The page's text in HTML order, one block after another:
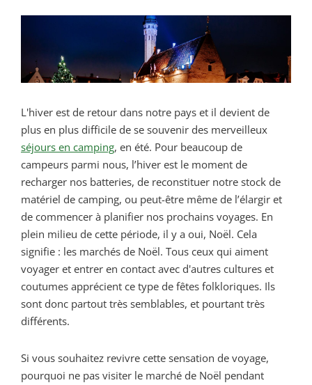
L'hiver est de retour dans notre pays et il devient de
plus en plus difficile de se souvenir des merveilleux
séjours en camping, en été. Pour beaucoup de
campeurs parmi nous, l’hiver est le moment de
recharger nos batteries, de reconstituer notre stock de
matériel de camping, ou peut-être même de l’élargir et
de commencer à planifier nos prochains voyages. En
plein milieu de cette période, il y a oui, Noël. Cela
signifie : les marchés de Noël. Tous ceux qui aiment
voyager et entrer en contact avec d'autres cultures et
coutumes apprécient ce type de fêtes folkloriques. Ils
sont donc partout très semblables, et pourtant très
différents.
Si vous souhaitez revivre cette sensation de voyage,
pourquoi ne pas visiter le marché de Noël pendant